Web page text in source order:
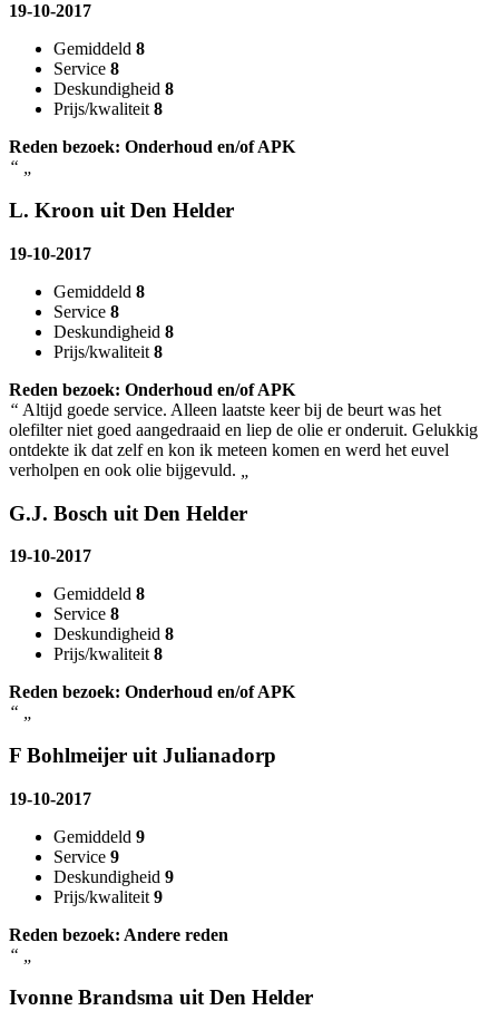
19-10-2017
Gemiddeld 8
Service 8
Deskundigheid 8
Prijs/kwaliteit 8
Reden bezoek: Onderhoud en/of APK
“ „
L. Kroon uit Den Helder
19-10-2017
Gemiddeld 8
Service 8
Deskundigheid 8
Prijs/kwaliteit 8
Reden bezoek: Onderhoud en/of APK
“ Altijd goede service. Alleen laatste keer bij de beurt was het
olefilter niet goed aangedraaid en liep de olie er onderuit. Gelukkig
ontdekte ik dat zelf en kon ik meteen komen en werd het euvel
verholpen en ook olie bijgevuld.
G.J. Bosch uit Den Helder
19-10-2017
Gemiddeld 8
Service 8
Deskundigheid 8
Prijs/kwaliteit 8
Reden bezoek: Onderhoud en/of APK
“
F Bohlmeijer uit Julianadorp
19-10-2017
Gemiddeld 9
Service 9
Deskundigheid 9
Prijs/kwaliteit 9
Reden bezoek: Andere reden
“
Ivonne Brandsma uit Den Helder